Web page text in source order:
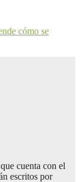
cómo se
cuenta con el
escritos por